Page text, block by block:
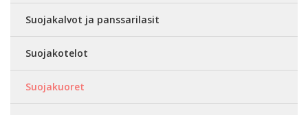
Suojakalvot ja panssarilasit
Suojakotelot
Suojakuoret